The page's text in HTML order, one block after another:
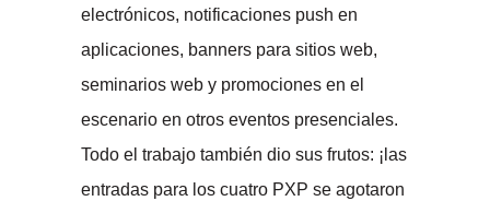
electrónicos, notificaciones push en
aplicaciones, banners para sitios web,
seminarios web y promociones en el
escenario en otros eventos presenciales.
Todo el trabajo también dio sus frutos: ¡las
entradas para los cuatro PXP se agotaron